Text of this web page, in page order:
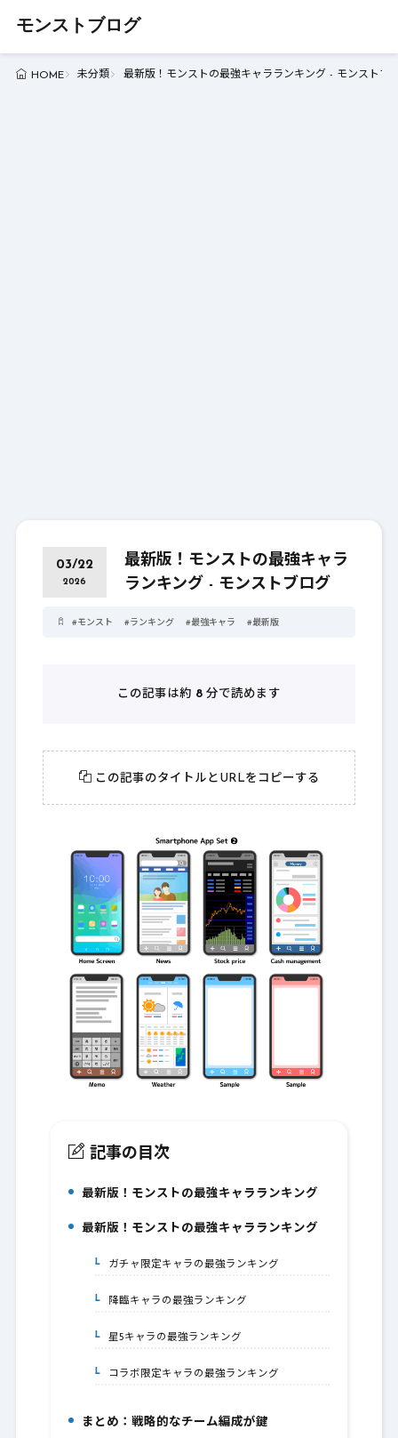
モンストブログ
HOME 未分類 最新版！モンストの最強キャラランキング - モンストブ
03/22
2026
最新版！モンストの最強キャラ
ランキング - モンストブログ
#モンスト #ランキング #最強キャラ #最新版
この記事は約 8 分で読めます
この記事のタイトルとURLをコピーする
記事の目次
最新版！モンストの最強キャラランキング
2.最新版！モンストの最強キャラランキング
2-1.ガチャ限定キャラの最強ランキング
2-2.降臨キャラの最強ランキング
2-3.星5キャラの最強ランキング
2-4.コラボ限定キャラの最強ランキング
まとめ：戦略的なチーム編成が鍵